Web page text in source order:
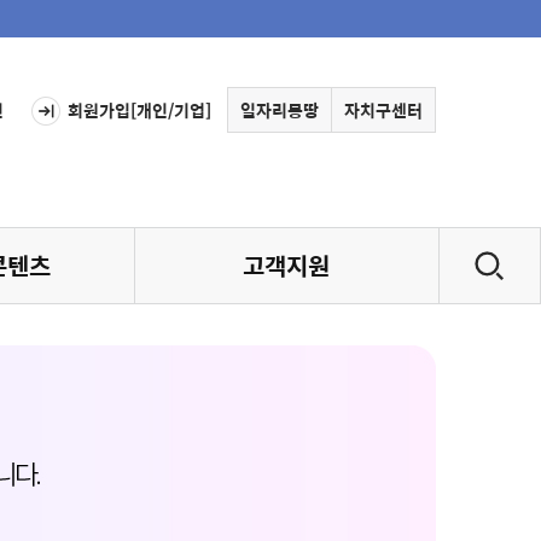
회원가입[개인/기업] 일자리몽땅 자치구센터
츠 고객지원